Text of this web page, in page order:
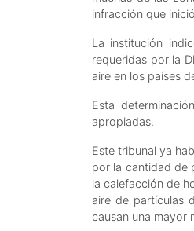
infracción que
La institución
requeridas por la
aire en los países
Esta
apropiadas.
Este tribunal ya
por la cantidad de
la calefacción de
aire de partículas
causan una mayor